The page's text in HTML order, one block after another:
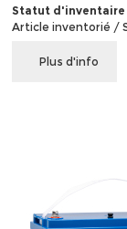
Statut
Article inventorié /
Plus d'info